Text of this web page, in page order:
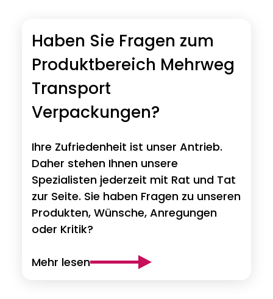
Haben Sie Fragen zum
Produktbereich Mehrweg
Transport
Verpackungen?
Ihre Zufriedenheit ist unser Antrieb.
Daher stehen Ihnen unsere
Spezialisten jederzeit mit Rat und Tat
zur Seite. Sie haben Fragen zu unseren
Produkten, Wünsche, Anregungen
oder Kritik?
Mehr lesen